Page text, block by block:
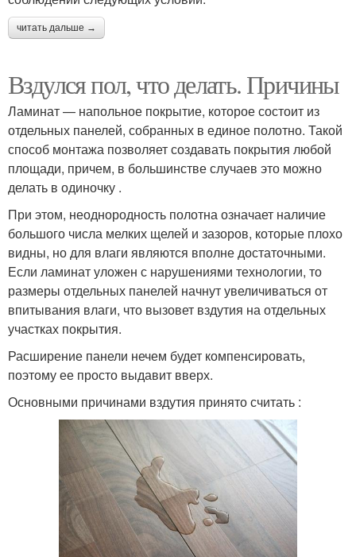
читать дальше →
Вздулся пол, что делать. Причины
Ламинат — напольное покрытие, которое состоит из
отдельных панелей, собранных в единое полотно. Такой
способ монтажа позволяет создавать покрытия любой
площади, причем, в большинстве случаев это можно
делать в одиночку .
При этом, неоднородность полотна означает наличие
большого числа мелких щелей и зазоров, которые плохо
видны, но для влаги являются вполне достаточными.
Если ламинат уложен с нарушениями технологии, то
размеры отдельных панелей начнут увеличиваться от
впитывания влаги, что вызовет вздутия на отдельных
участках покрытия.
Расширение панели нечем будет компенсировать,
поэтому ее просто выдавит вверх.
Основными причинами вздутия принято считать :